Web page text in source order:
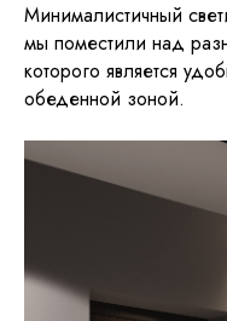
Минималистичный
мы поместили над
которого является
обеденной зоной.